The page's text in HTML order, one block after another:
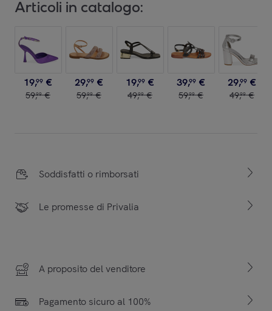
Articoli in catalogo:
19,99 €
59,99 €
29,99 €
59,99 €
19,99 €
49,99 €
39,99 €
59,99 €
29,99 €
49,99 €
Soddisfatti o rimborsati
Le promesse di Privalia
A proposito del venditore
Pagamento sicuro al 100%